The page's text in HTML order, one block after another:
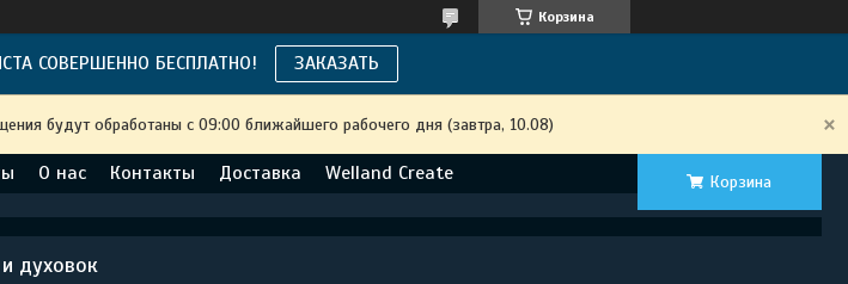
Корзина
СОВЕРШЕННО БЕСПЛАТНО! ЗАКАЗАТЬ
будут обработаны с 09:00 ближайшего рабочего дня (завтра, 10.08)
О нас Контакты Доставка Welland Create Корзина
духовок